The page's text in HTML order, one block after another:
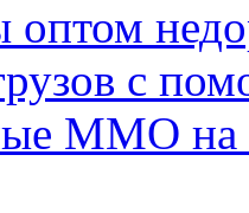
оптом
с
MMO